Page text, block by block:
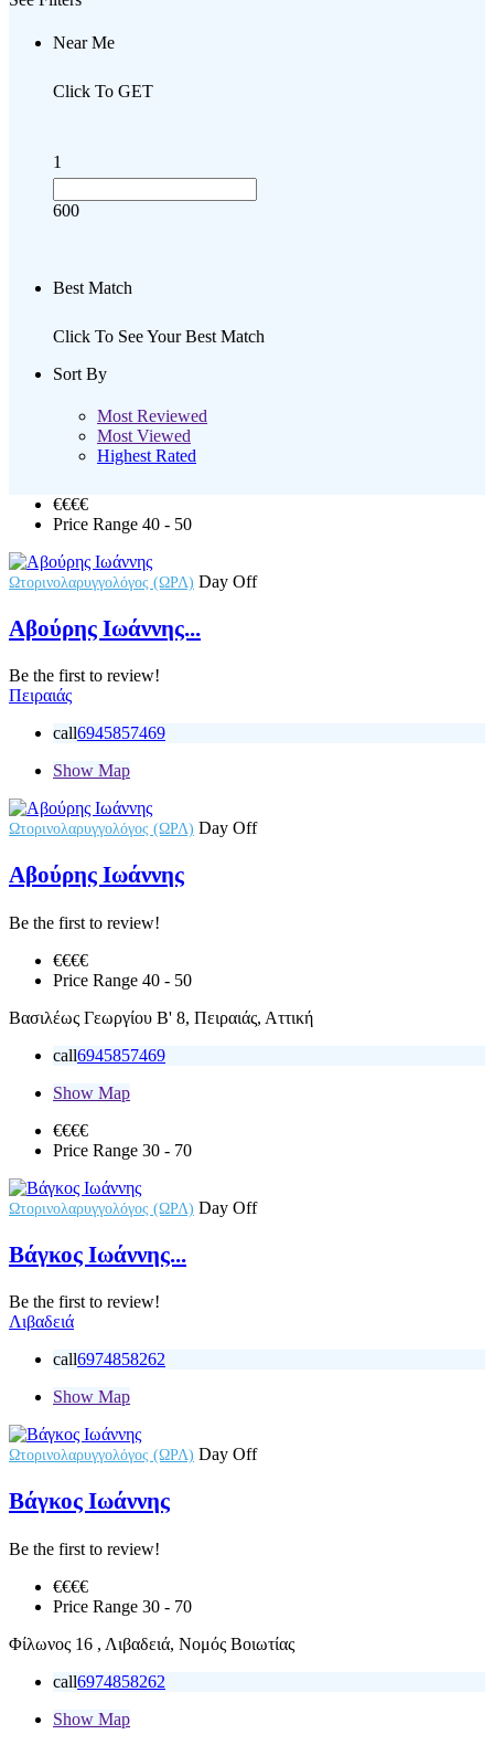
Near Me
Click To GET
1
600
Best Match
Click To See Your Best Match
Sort By
Most Reviewed
Most Viewed
Highest Rated
€€€€
Price Range 40 - 50
Ωτορινολαρυγγολόγος (ΩΡΛ) Day Off
Αβούρης Ιωάννης...
Be the first to review!
Πειραιάς
call6945857469
Show Map
Ωτορινολαρυγγολόγος (ΩΡΛ) Day Off
Αβούρης Ιωάννης
Be the first to review!
€€€€
Price Range 40 - 50
Βασιλέως Γεωργίου Β' 8, Πειραιάς, Αττική
call6945857469
Show Map
€€€€
Price Range 30 - 70
Ωτορινολαρυγγολόγος (ΩΡΛ) Day Off
Βάγκος Ιωάννης...
Be the first to review!
Λιβαδειά
call6974858262
Show Map
Ωτορινολαρυγγολόγος (ΩΡΛ) Day Off
Βάγκος Ιωάννης
Be the first to review!
€€€€
Price Range 30 - 70
Φίλωνος 16 , Λιβαδειά, Νομός Βοιωτίας
call6974858262
Show Map